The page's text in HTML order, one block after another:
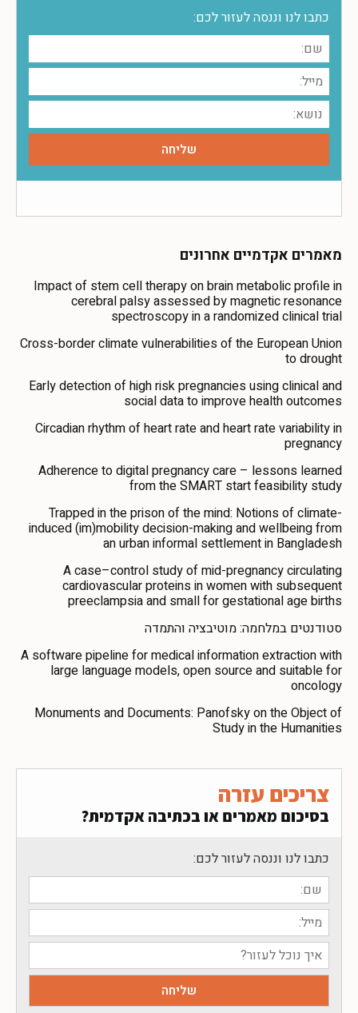
כתבו לנו וננסה לעזור לכם:
מאמרים אקדמיים אחרונים
Impact of stem cell therapy on brain metabolic profile in
cerebral palsy assessed by magnetic resonance
spectroscopy in a randomized clinical trial
Cross-border climate vulnerabilities of the European Union
to drought
Early detection of high risk pregnancies using clinical and
social data to improve health outcomes
Circadian rhythm of heart rate and heart rate variability in
pregnancy
Adherence to digital pregnancy care – lessons learned
from the SMART start feasibility study
Trapped in the prison of the mind: Notions of climate-
induced (im)mobility decision-making and wellbeing from
an urban informal settlement in Bangladesh
A case–control study of mid-pregnancy circulating
cardiovascular proteins in women with subsequent
preeclampsia and small for gestational age births
סטודנטים במלחמה: מוטיבציה והתמדה
A software pipeline for medical information extraction with
large language models, open source and suitable for
oncology
Monuments and Documents: Panofsky on the Object of
Study in the Humanities
צריכים עזרה
בסיכום מאמרים או בכתיבה אקדמית?
כתבו לנו וננסה לעזור לכם: